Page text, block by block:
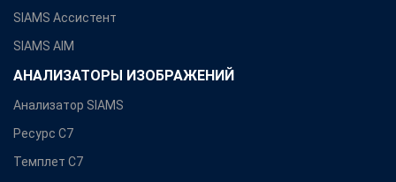
SIAMS Ассистент
SIAMS AIM
АНАЛИЗАТОРЫ ИЗОБРАЖЕНИЙ
Анализатор SIAMS
Ресурс С7
Темплет С7